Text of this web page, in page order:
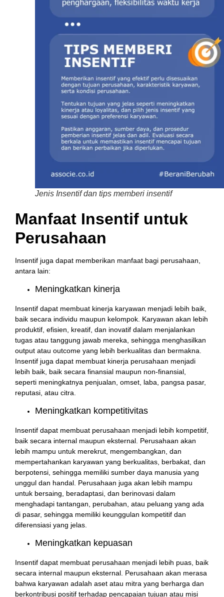
Jenis Insentif dan tips memberi insentif
Manfaat Insentif untuk
Perusahaan
Insentif juga dapat memberikan manfaat bagi perusahaan,
antara lain:
Meningkatkan kinerja
Insentif dapat membuat kinerja karyawan menjadi lebih baik,
baik secara individu maupun kelompok. Karyawan akan lebih
produktif, efisien, kreatif, dan inovatif dalam menjalankan
tugas atau tanggung jawab mereka, sehingga menghasilkan
output atau outcome yang lebih berkualitas dan bermakna.
Insentif juga dapat membuat kinerja perusahaan menjadi
lebih baik, baik secara finansial maupun non-finansial,
seperti meningkatnya penjualan, omset, laba, pangsa pasar,
reputasi, atau citra.
Meningkatkan kompetitivitas
Insentif dapat membuat perusahaan menjadi lebih kompetitif,
baik secara internal maupun eksternal. Perusahaan akan
lebih mampu untuk merekrut, mengembangkan, dan
mempertahankan karyawan yang berkualitas, berbakat, dan
berpotensi, sehingga memiliki sumber daya manusia yang
unggul dan handal. Perusahaan juga akan lebih mampu
untuk bersaing, beradaptasi, dan berinovasi dalam
menghadapi tantangan, perubahan, atau peluang yang ada
di pasar, sehingga memiliki keunggulan kompetitif dan
diferensiasi yang jelas.
Meningkatkan kepuasan
Insentif dapat membuat perusahaan menjadi lebih puas, baik
secara internal maupun eksternal. Perusahaan akan merasa
bahwa karyawan adalah aset atau mitra yang berharga dan
berkontribusi positif terhadap pencapaian tujuan atau misi